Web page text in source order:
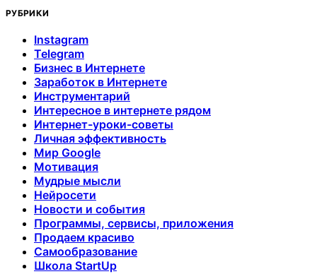
РУБРИКИ
Instagram
Telegram
Бизнес в Интернете
Заработок в Интернете
Инструментарий
Интересное в интернете рядом
Интернет-уроки-советы
Личная эффективность
Мир Google
Мотивация
Мудрые мысли
Нейросети
Новости и события
Программы, сервисы, приложения
Продаем красиво
Самообразование
Школа StartUp